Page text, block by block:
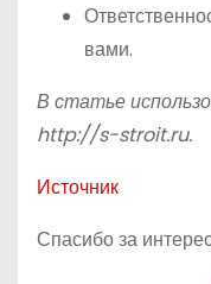
вами.
В статье
http://s-stroit.ru.
Источник
Спасибо за